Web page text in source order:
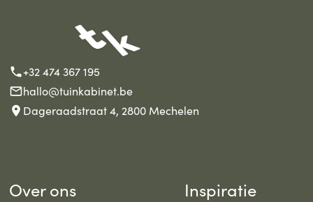
+32 474 367 195
hallo@tuinkabinet.be
Dageraadstraat 4, 2800 Mechelen
Over ons Inspiratie